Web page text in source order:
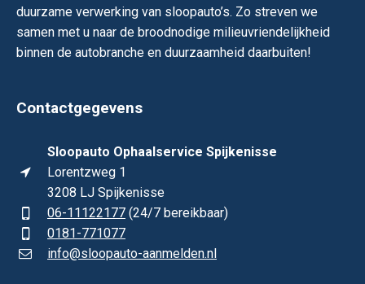
duurzame verwerking van sloopauto’s. Zo streven we
samen met u naar de broodnodige milieuvriendelijkheid
binnen de autobranche en duurzaamheid daarbuiten!
Contactgegevens
Sloopauto Ophaalservice Spijkenisse
Lorentzweg 1
3208 LJ Spijkenisse
06-11122177 (24/7 bereikbaar)
0181-771077
info@sloopauto-aanmelden.nl